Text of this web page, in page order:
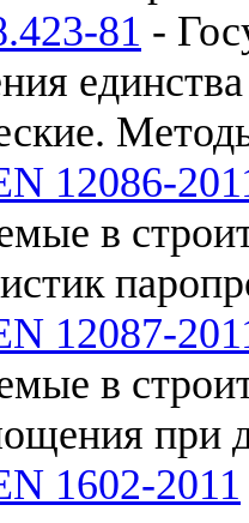
81 -
12086-
в
12087-
в
при
1602-2011